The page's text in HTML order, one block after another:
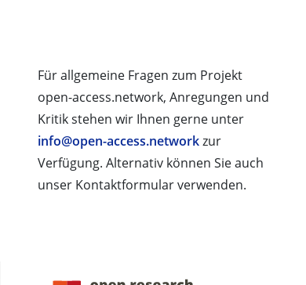
Für allgemeine Fragen zum Projekt
open-access.network, Anregungen und
Kritik stehen wir Ihnen gerne unter
info@open-access.networkzur
Verfügung. Alternativ können Sie auch
unser Kontaktformular verwenden.